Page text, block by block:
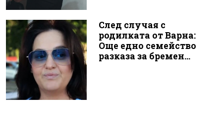
След случая с
родилката от Варна:
Още едно семейство
разказа за бремен...